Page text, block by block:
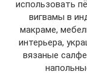
использовать
вигвамы в
макраме,
интерьера,
вязаные